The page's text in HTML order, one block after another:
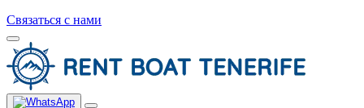
Связаться с нами